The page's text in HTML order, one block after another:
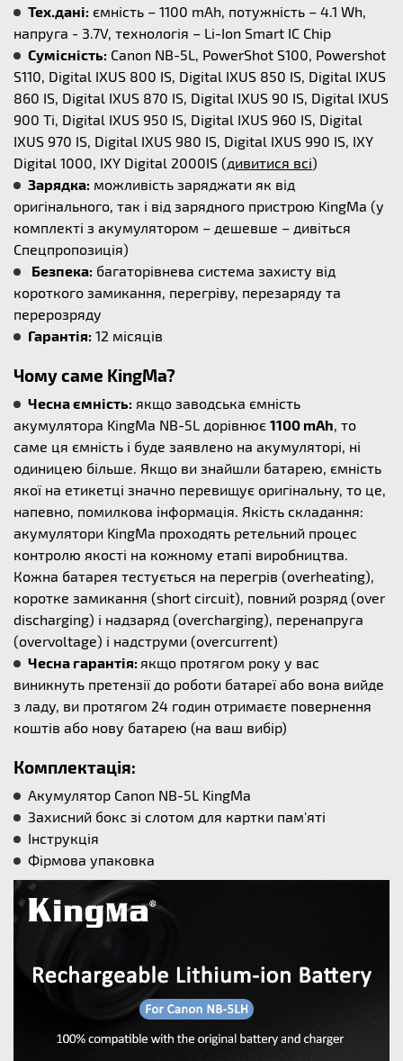
Тех.дані: ємність – 1100 mAh, потужність – 4.1 Wh,
напруга - 3.7V, технологія – Li-Ion Smart IC Chip
Сумісність: Canon NB-5L, PowerShot S100, Powershot
S110, Digital IXUS 800 IS, Digital IXUS 850 IS, Digital IXUS
860 IS, Digital IXUS 870 IS, Digital IXUS 90 IS, Digital IXUS
900 Ti, Digital IXUS 950 IS, Digital IXUS 960 IS, Digital
IXUS 970 IS, Digital IXUS 980 IS, Digital IXUS 990 IS, IXY
Digital 1000, IXY Digital 2000IS (дивитися всі)
Зарядка: можливість заряджати як від
оригінального, так і від зарядного пристрою KingMa (у
комплекті з акумулятором – дешевше – дивіться
Спецпропозиція)
Безпека: багаторівнева система захисту від
короткого замикання, перегріву, перезаряду та
перерозряду
Гарантія: 12 місяців
Чому саме KingMa?
Чесна ємність: якщо заводська ємність
акумулятора KingMa NB-5L дорівнює 1100 mAh, то
саме ця ємність і буде заявлено на акумуляторі, ні
одиницею більше. Якщо ви знайшли батарею, ємність
якої на етикетці значно перевищує оригінальну, то це,
напевно, помилкова інформація. Якість складання:
акумулятори KingMa проходять ретельний процес
контролю якості на кожному етапі виробництва.
Кожна батарея тестується на перегрів (overheating),
коротке замикання (short circuit), повний розряд (over
discharging) і надзаряд (overcharging), перенапруга
(overvoltage) і надструми (overcurrent)
Чесна гарантія: якщо протягом року у вас
виникнуть претензії до роботи батареї або вона вийде
з ладу, ви протягом 24 годин отримаєте повернення
коштів або нову батарею (на ваш вибір)
Комплектація:
Акумулятор Canon NB-5L KingMa
Захисний бокс зі слотом для картки пам'яті
Інструкція
Фірмова упаковка